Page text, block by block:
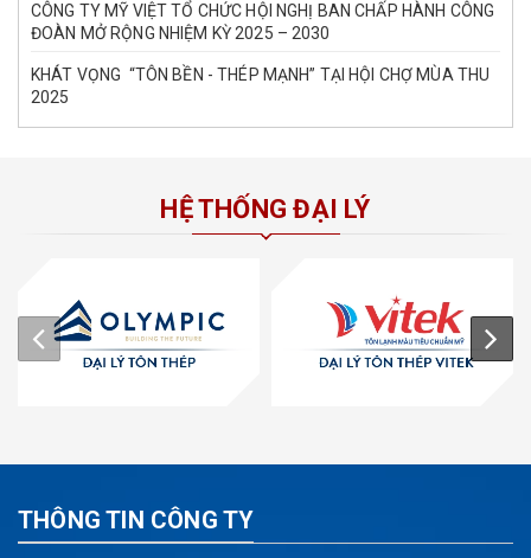
CÔNG TY MỸ VIỆT TỔ CHỨC HỘI NGHỊ BAN CHẤP HÀNH CÔNG
ĐOÀN MỞ RỘNG NHIỆM KỲ 2025 – 2030
KHÁT VỌNG “TÔN BỀN - THÉP MẠNH” TẠI HỘI CHỢ MÙA THU
2025
HỆ THỐNG ĐẠI LÝ
THÔNG TIN CÔNG TY